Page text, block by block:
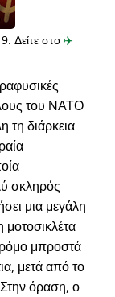
Δείτε στο ✈️
του ΝΑΤΟ
τη διάρκεια
σκληρός
μια μεγάλη
μοτοσικλέτα
μπροστά
μετά από το
όραση, ο